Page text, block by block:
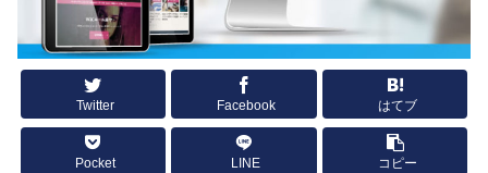
Twitter Facebook はてブ
Pocket LINE コピー